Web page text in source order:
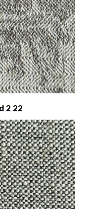
2 22